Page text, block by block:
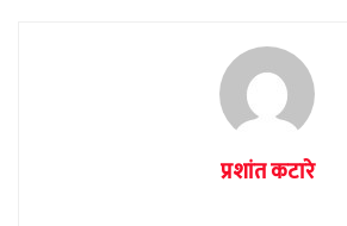
प्रशांत कटारे